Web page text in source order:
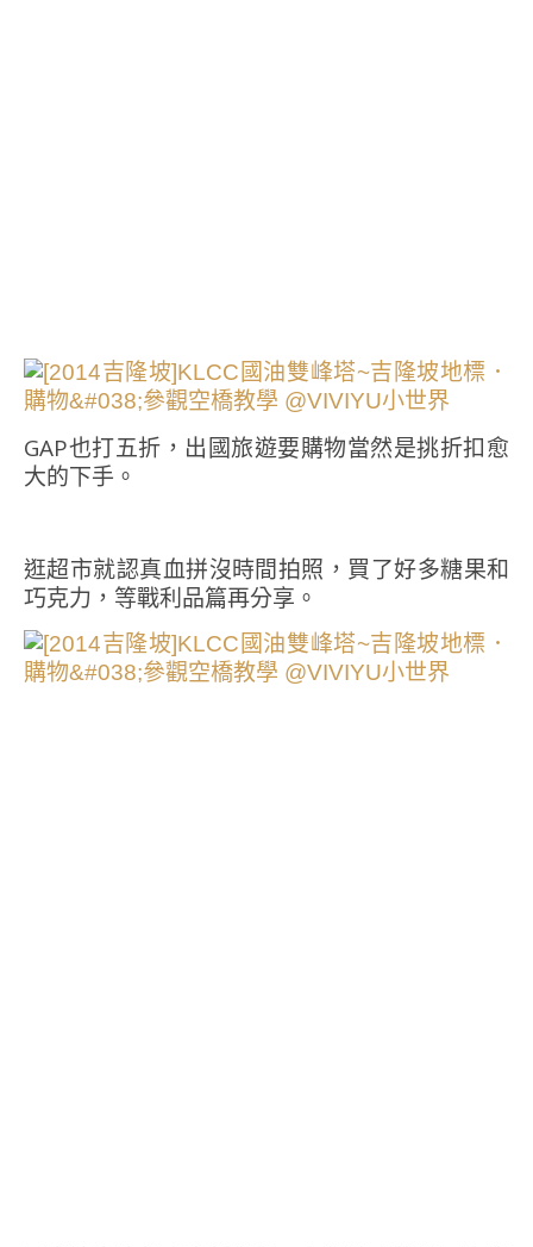
GAP也打五折，出國旅遊要購物當然是挑折扣愈
大的下手。
逛超市就認真血拼沒時間拍照，買了好多糖果和
巧克力，等戰利品篇再分享。